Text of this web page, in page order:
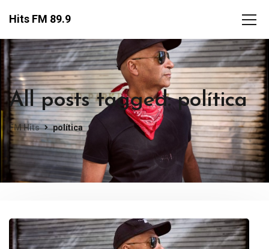
Hits FM 89.9
All posts tagged: política
FM Hits política